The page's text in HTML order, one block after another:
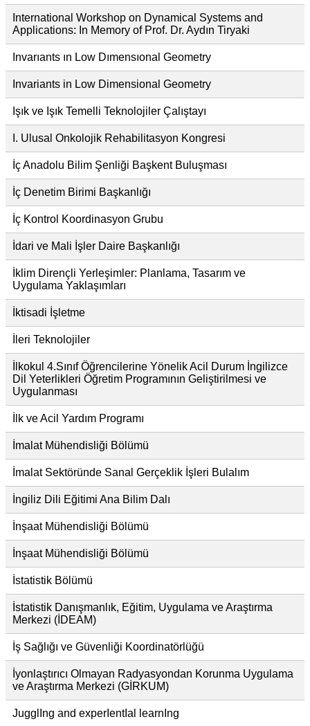
International Workshop on Dynamical Systems and
Applications: In Memory of Prof. Dr. Aydın Tiryaki
Invarıants ın Low Dımensıonal Geometry
Invariants in Low Dimensional Geometry
Işık ve Işık Temelli Teknolojiler Çalıştayı
I. Ulusal Onkolojik Rehabilitasyon Kongresi
İç Anadolu Bilim Şenliği Başkent Buluşması
İç Denetim Birimi Başkanlığı
İç Kontrol Koordinasyon Grubu
İdari ve Mali İşler Daire Başkanlığı
İklim Dirençli Yerleşimler: Planlama, Tasarım ve
Uygulama Yaklaşımları
İktisadi İşletme
İleri Teknolojiler
İlkokul 4.Sınıf Öğrencilerine Yönelik Acil Durum İngilizce
Dil Yeterlikleri Öğretim Programının Geliştirilmesi ve
Uygulanması
İlk ve Acil Yardım Programı
İmalat Mühendisliği Bölümü
İmalat Sektöründe Sanal Gerçeklik İşleri Bulalım
İngiliz Dili Eğitimi Ana Bilim Dalı
İnşaat Mühendisliği Bölümü
İnşaat Mühendisliği Bölümü
İstatistik Bölümü
İstatistik Danışmanlık, Eğitim, Uygulama ve Araştırma
Merkezi (İDEAM)
İş Sağlığı ve Güvenliği Koordinatörlüğü
İyonlaştırıcı Olmayan Radyasyondan Korunma Uygulama
ve Araştırma Merkezi (GİRKUM)
JugglIng and experIentIal learnIng